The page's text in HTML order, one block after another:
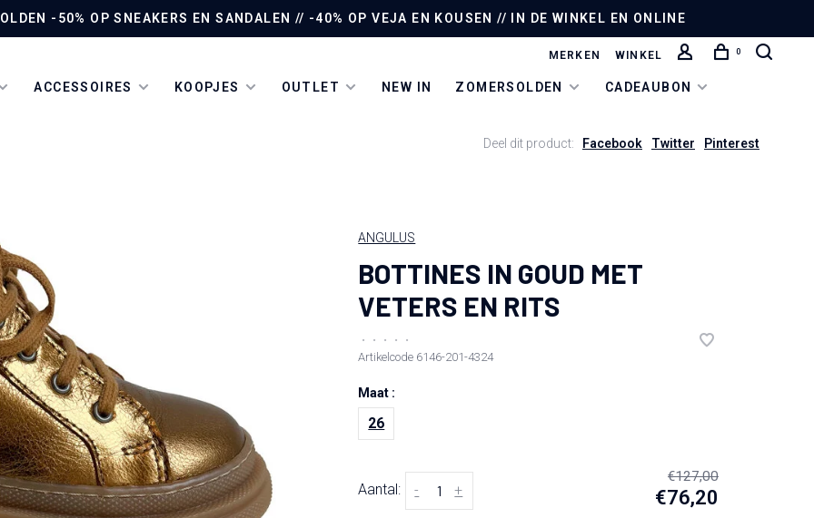
-50% OP SNEAKERS EN SANDALEN // -40% OP VEJA EN KOUSEN // IN DE WINKEL EN ONLINE
ACCESSOIRES KOOPJES OUTLET NEW IN ZOMERSOLDEN CADEAUBON
MERKEN WINKEL 0
Deel dit product: Facebook Twitter Pinterest
ANGULUS
BOTTINES IN GOUD MET
VETERS EN RITS
• • • •
•
Artikelcode 6146-201-4324
Maat :
26
Aantal: +
-
€127,00
€76,20